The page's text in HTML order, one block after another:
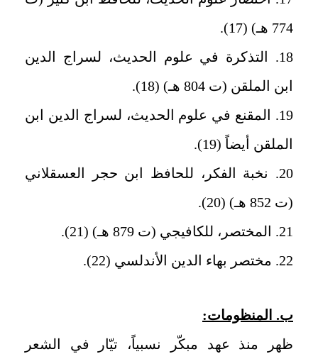
774 هـ) (17).
18. التذكرة في علوم الحديث، لسراج الدين
ابن الملقن (ت 804 هـ) (18).
19. المقنع في علوم الحديث، لسراج الدين ابن
الملقن أيضاً (19).
20. نخبة الفكر، للحافظ ابن حجر العسقلاني
(ت 852 هـ) (20).
21. المختصر، للكافيجي (ت 879 هـ) (21).
22. مختصر بهاء الدين الأندلسي (22).
ب. المنظومات:
ظهر منذ عهد مبكّر نسبياً، تيّار في الشعر